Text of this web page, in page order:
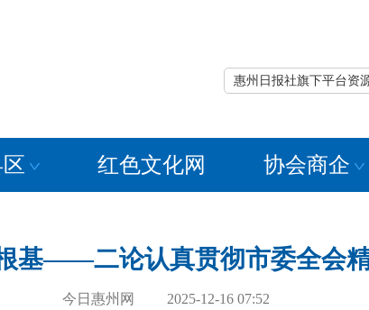
惠州日报社旗下平台资
红色文化网 协会商企
基——二论认真贯彻市委全会
今日惠州网 2025-12-16 07:52